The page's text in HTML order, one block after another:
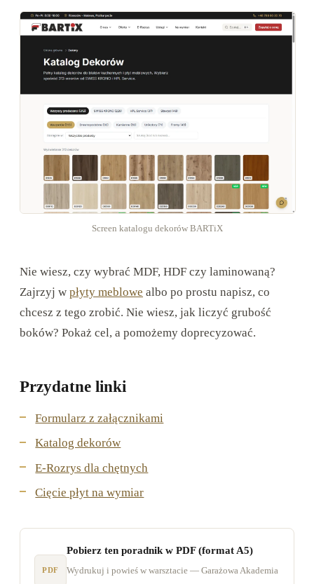
Screen katalogu dekorów BARTiX
Nie wiesz, czy wybrać MDF, HDF czy laminowaną?
Zajrzyj w płyty meblowe albo po prostu napisz, co
chcesz z tego zrobić. Nie wiesz, jak liczyć grubość
boków? Pokaż cel, a pomożemy doprecyzować.
Przydatne linki
Formularz z załącznikami
Katalog dekorów
E-Rozrys dla chętnych
Cięcie płyt na wymiar
PDF
Pobierz ten poradnik w PDF (format A5)
Wydrukuj i powieś w warsztacie — Garażowa Akademia